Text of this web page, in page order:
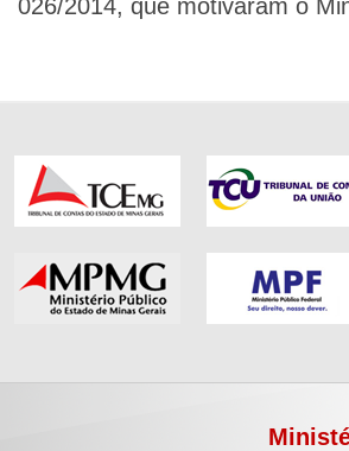
026/2014, que motivaram o